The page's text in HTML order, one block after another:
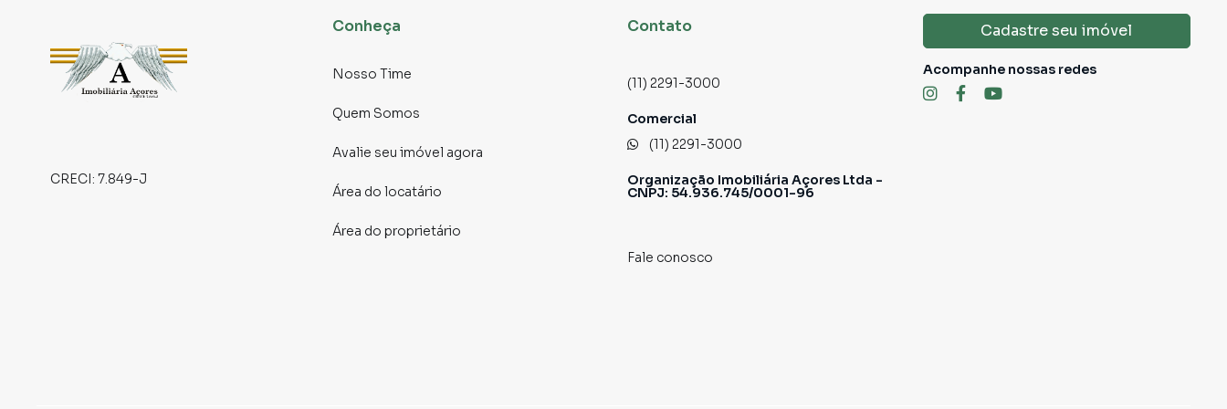
CRECI: 7.849-J
Conheça
Nosso Time
Quem Somos
Avalie seu imóvel agora
Área do locatário
Área do proprietário
Contato
(11) 2291-3000
Comercial
(11) 2291-3000
Organização Imobiliária Açores Ltda -
CNPJ: 54.936.745/0001-96
Fale conosco
Cadastre seu imóvel
Acompanhe nossas redes